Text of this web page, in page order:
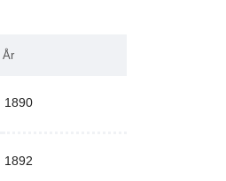
År
1890
1892